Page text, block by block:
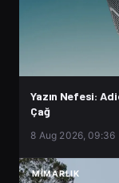
Yazın Nefesi:
Çağ
8 Aug 2026, 09:36
MIMARLIK